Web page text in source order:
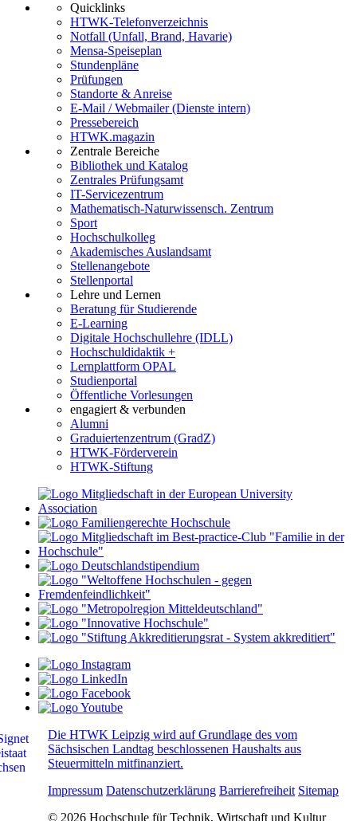
Quicklinks
HTWK-Telefonverzeichnis
Notfall (Unfall, Brand, Havarie)
Mensa-Speiseplan
Stundenpläne
Prüfungen
Standorte & Anreise
E-Mail / Webmailer (Dienste intern)
Pressebereich
HTWK.magazin
Zentrale Bereiche
Bibliothek und Katalog
Zentrales Prüfungsamt
IT-Servicezentrum
Mathematisch-Naturwissensch. Zentrum
Sport
Hochschulkolleg
Akademisches Auslandsamt
Stellenangebote
Stellenportal
Lehre und Lernen
Beratung für Studierende
E-Learning
Digitale Hochschullehre (IDLL)
Hochschuldidaktik +
Lernplattform OPAL
Studienportal
Öffentliche Vorlesungen
engagiert & verbunden
Alumni
Graduiertenzentrum (GradZ)
HTWK-Förderverein
HTWK-Stiftung
Die HTWK Leipzig wird auf Grundlage des vom
Sächsischen Landtag beschlossenen Haushalts aus
Steuermitteln mitfinanziert.
Impressum Datenschutzerklärung Barrierefreiheit Sitemap
© 2026 Hochschule für Technik, Wirtschaft und Kultur